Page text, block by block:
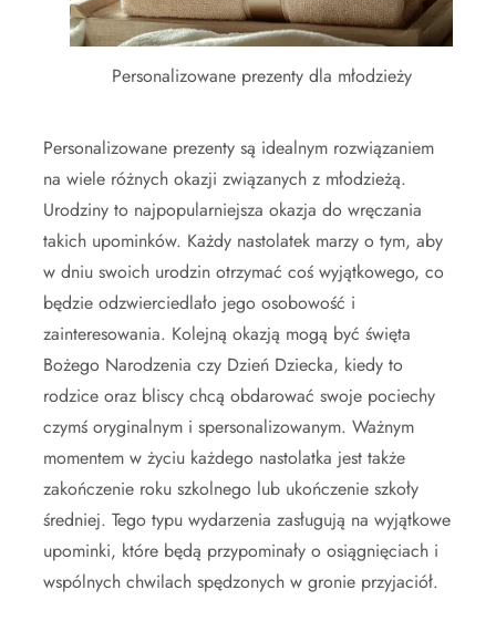
Personalizowane prezenty dla młodzieży
Personalizowane prezenty są idealnym rozwiązaniem
na wiele różnych okazji związanych z młodzieżą.
Urodziny to najpopularniejsza okazja do wręczania
takich upominków. Każdy nastolatek marzy o tym, aby
w dniu swoich urodzin otrzymać coś wyjątkowego, co
będzie odzwierciedlało jego osobowość i
zainteresowania. Kolejną okazją mogą być święta
Bożego Narodzenia czy Dzień Dziecka, kiedy to
rodzice oraz bliscy chcą obdarować swoje pociechy
czymś oryginalnym i spersonalizowanym. Ważnym
momentem w życiu każdego nastolatka jest także
zakończenie roku szkolnego lub ukończenie szkoły
średniej. Tego typu wydarzenia zasługują na wyjątkowe
upominki, które będą przypominały o osiągnięciach i
wspólnych chwilach spędzonych w gronie przyjaciół.